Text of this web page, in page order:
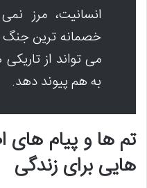
انسانیت، مرز
خصمانه ترین جنگ
می تواند از
به هم پیوند دهد.
تم ها و پیام
هایی برای زندگی